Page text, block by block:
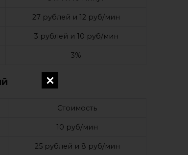
27 рублей и 12 руб/мин
3 рублей и 10 руб/мин
3%
Стоимость
10 руб/мин
25 рублей и 8 руб/мин